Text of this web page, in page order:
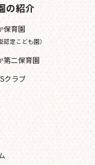
の紹介
保育園
認定こども園）
第二保育園
クラブ